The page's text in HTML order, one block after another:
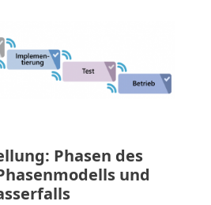
Phasen des
und